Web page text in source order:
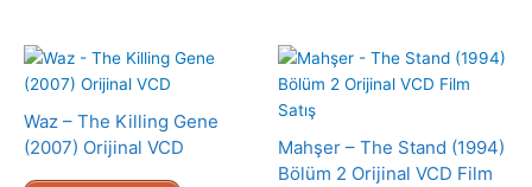
Waz – The Killing Gene
(2007) Orijinal VCD
Mahşer – The Stand (1994)
Bölüm 2 Orijinal VCD Film